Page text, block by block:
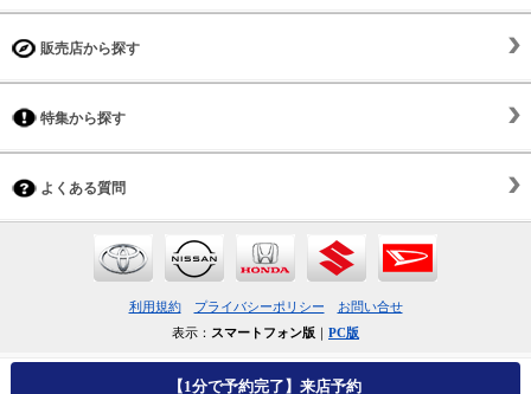
【1分で予約完了】来店予約
販売店から探す
特集から探す
よくある質問
利用規約 プライバシーポリシー
お問い合せ
表示： スマートフォン版 PC版